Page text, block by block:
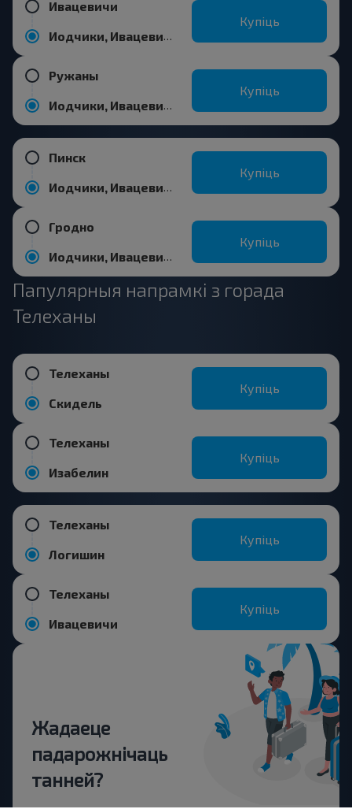
Ивацевичи
Иодчики, Ивацевичский р-н БРЕСТСКАЯ ОБЛ.
Купіць
Ружаны
Иодчики, Ивацевичский р-н БРЕСТСКАЯ ОБЛ.
Купіць
Пинск
Иодчики, Ивацевичский р-н БРЕСТСКАЯ ОБЛ.
Купіць
Гродно
Иодчики, Ивацевичский р-н БРЕСТСКАЯ ОБЛ.
Купіць
Папулярныя напрамкі з горада
Телеханы
Телеханы
Скидель
Купіць
Телеханы
Изабелин
Купіць
Телеханы
Логишин
Купіць
Телеханы
Ивацевичи
Купіць
Жадаеце
падарожнічаць
танней?